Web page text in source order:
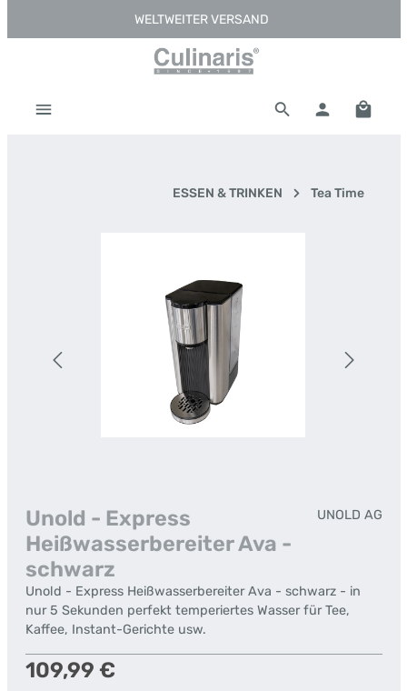
Zum Hauptinhalt springenWELTWEITER VERSAND
ESSEN & TRINKEN Tea Time
UNOLD AG
Unold - Express
Heißwasserbereiter Ava -
schwarz
Unold - Express Heißwasserbereiter Ava - schwarz - in
nur 5 Sekunden perfekt temperiertes Wasser für Tee,
Kaffee, Instant-Gerichte usw.
Regulärer Preis:
109,99 €